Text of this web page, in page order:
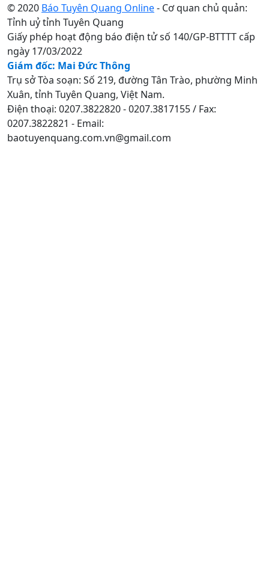
© 2020 Báo Tuyên Quang Online- Cơ quan chủ quản:
Tỉnh uỷ tỉnh Tuyên Quang
Giấy phép hoạt động báo điện tử số 140/GP-BTTTT cấp
ngày 17/03/2022
Giám đốc: Mai Đức Thông
Trụ sở Tòa soạn: Số 219, đường Tân Trào, phường Minh
Xuân, tỉnh Tuyên Quang, Việt Nam.
Điện thoại: 0207.3822820 - 0207.3817155 / Fax:
0207.3822821 - Email:
baotuyenquang.com.vn@gmail.com